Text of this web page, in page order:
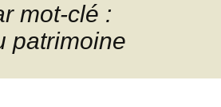
mot-clé :
patrimoine